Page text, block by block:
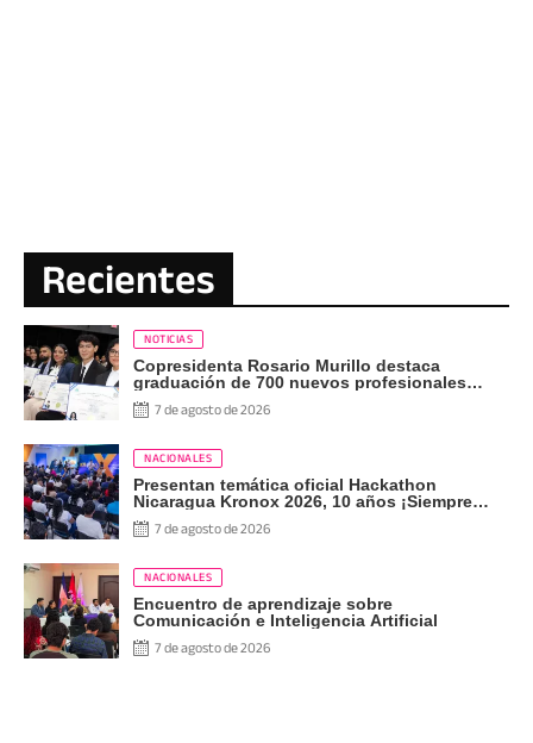
Recientes
NOTICIAS
Copresidenta Rosario Murillo destaca
graduación de 700 nuevos profesionales
Pueblo Presidente
7 de agosto de 2026
NACIONALES
Presentan temática oficial Hackathon
Nicaragua Kronox 2026, 10 años ¡Siempre
Más Allá!
7 de agosto de 2026
NACIONALES
Encuentro de aprendizaje sobre
Comunicación e Inteligencia Artificial
7 de agosto de 2026